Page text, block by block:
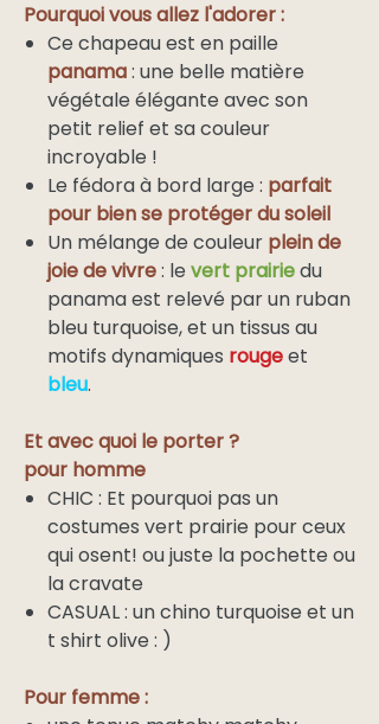
Pourquoi vous allez l'adorer :
Ce chapeau est en paille
panama: une belle matière
végétale élégante avec son
petit relief et sa couleur
incroyable !
Le fédora à bord large : parfait
pour bien se protéger du soleil
Un mélange de couleur plein de
joie de vivre: le vert prairiedu
panama est relevé par un ruban
bleu turquoise, et un tissus au
motifs dynamiques rougeet
bleu.
Et avec quoi le porter ?
pour homme
CHIC : Et pourquoi pas un
costumes vert prairie pour ceux
qui osent! ou juste la pochette ou
la cravate
CASUAL : un chino turquoise et un
t shirt olive : )
Pour femme :